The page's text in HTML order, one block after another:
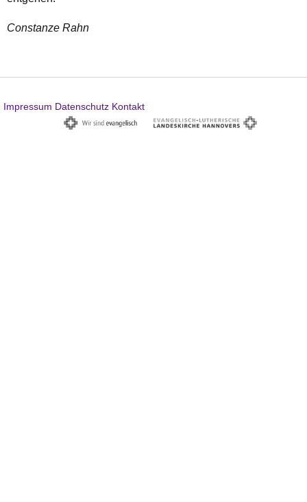
Constanze Rahn
Impressum Datenschutz Kontakt